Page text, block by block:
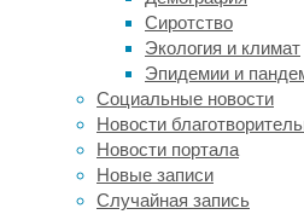
Сиротство
Экология и климат
Эпидемии и
Социальные новости
Новости
Новости портала
Новые записи
Случайная запись
сильно
нависающие
над
глазницами
возвышения,
а
то
время